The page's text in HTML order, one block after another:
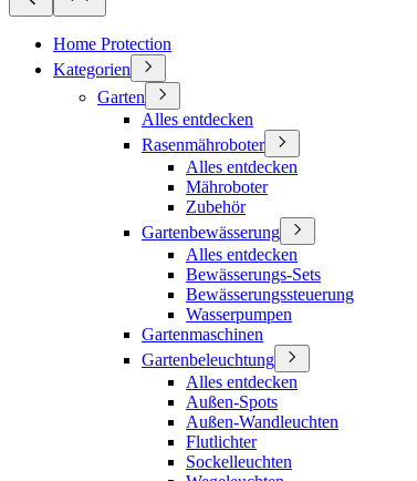
Home Protection
Kategorien
Garten
Alles entdecken
Rasenmähroboter
Alles entdecken
Mähroboter
Zubehör
Gartenbewässerung
Alles entdecken
Bewässerungs-Sets
Bewässerungssteuerung
Wasserpumpen
Gartenmaschinen
Gartenbeleuchtung
Alles entdecken
Außen-Spots
Außen-Wandleuchten
Flutlichter
Sockelleuchten